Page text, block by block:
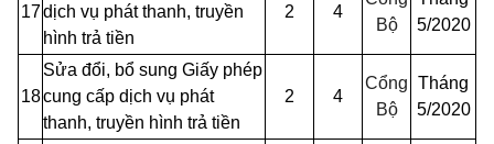
17dịch vụ phát thanh, truyền
hình trả tiền
2 4
Bộ
5/2020
18
Sửa đổi, bổ sung Giấy phép
cung cấp dịch vụ phát
thanh, truyền hình trả tiền
2 4
Cổng
Bộ
Tháng
5/2020